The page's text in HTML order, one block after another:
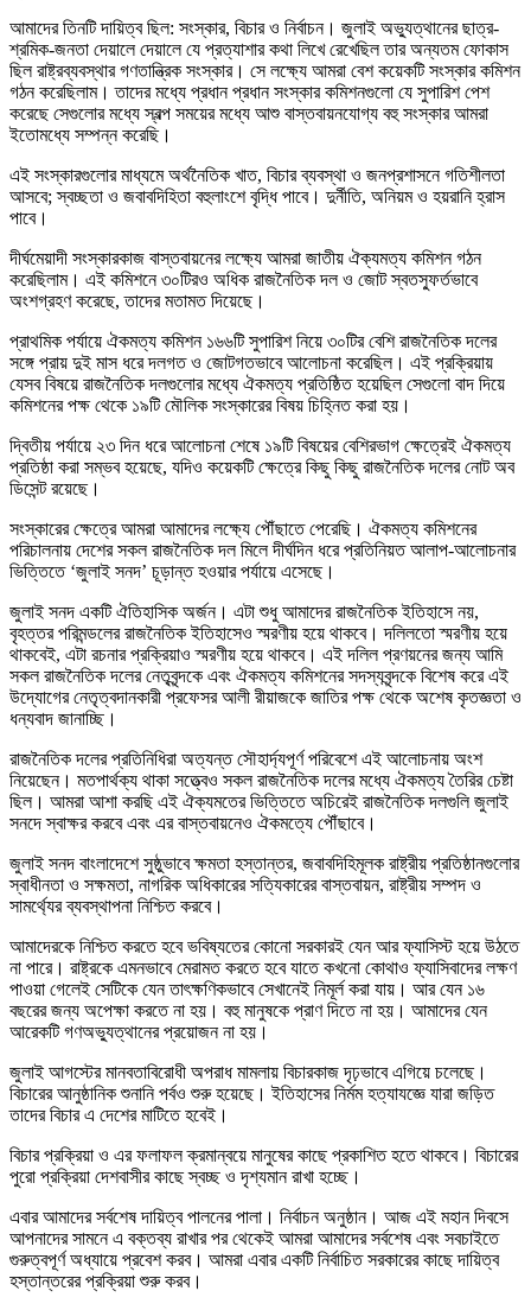
আমাদের তিনটি দায়িত্ব ছিল: সংস্কার, বিচার ও নির্বাচন। জুলাই অভ্যুত্থানের ছাত্র-
শ্রমিক-জনতা দেয়ালে দেয়ালে যে প্রত্যাশার কথা লিখে রেখেছিল তার অন্যতম ফোকাস
ছিল রাষ্ট্রব্যবস্থার গণতান্ত্রিক সংস্কার। সে লক্ষ্যে আমরা বেশ কয়েকটি সংস্কার কমিশন
গঠন করেছিলাম। তাদের মধ্যে প্রধান প্রধান সংস্কার কমিশনগুলো যে সুপারিশ পেশ
করেছে সেগুলোর মধ্যে স্বল্প সময়ের মধ্যে আশু বাস্তবায়নযোগ্য বহু সংস্কার আমরা
ইতোমধ্যে সম্পন্ন করেছি।
এই সংস্কারগুলোর মাধ্যমে অর্থনৈতিক খাত, বিচার ব্যবস্থা ও জনপ্রশাসনে গতিশীলতা
আসবে; স্বচ্ছতা ও জবাবদিহিতা বহুলাংশে বৃদ্ধি পাবে। দুর্নীতি, অনিয়ম ও হয়রানি হ্রাস
পাবে।
দীর্ঘমেয়াদী সংস্কারকাজ বাস্তবায়নের লক্ষ্যে আমরা জাতীয় ঐক্যমত্য কমিশন গঠন
করেছিলাম। এই কমিশনে ৩০টিরও অধিক রাজনৈতিক দল ও জোট স্বতস্ফুর্তভাবে
অংশগ্রহণ করেছে, তাদের মতামত দিয়েছে।
প্রাথমিক পর্যায়ে ঐকমত্য কমিশন ১৬৬টি সুপারিশ নিয়ে ৩০টির বেশি রাজনৈতিক দলের
সঙ্গে প্রায় দুই মাস ধরে দলগত ও জোটগতভাবে আলোচনা করেছিল। এই প্রক্রিয়ায়
যেসব বিষয়ে রাজনৈতিক দলগুলোর মধ্যে ঐকমত্য প্রতিষ্ঠিত হয়েছিল সেগুলো বাদ দিয়ে
কমিশনের পক্ষ থেকে ১৯টি মৌলিক সংস্কারের বিষয় চিহ্নিত করা হয়।
দ্বিতীয় পর্যায়ে ২৩ দিন ধরে আলোচনা শেষে ১৯টি বিষয়ের বেশিরভাগ ক্ষেত্রেই ঐকমত্য
প্রতিষ্ঠা করা সম্ভব হয়েছে, যদিও কয়েকটি ক্ষেত্রে কিছু কিছু রাজনৈতিক দলের নোট অব
ডিসেন্ট রয়েছে।
সংস্কারের ক্ষেত্রে আমরা আমাদের লক্ষ্যে পৌঁছাতে পেরেছি। ঐকমত্য কমিশনের
পরিচালনায় দেশের সকল রাজনৈতিক দল মিলে দীর্ঘদিন ধরে প্রতিনিয়ত আলাপ-আলোচনার
ভিত্তিতে ‘জুলাই সনদ’ চূড়ান্ত হওয়ার পর্যায়ে এসেছে।
জুলাই সনদ একটি ঐতিহাসিক অর্জন। এটা শুধু আমাদের রাজনৈতিক ইতিহাসে নয়,
বৃহত্তর পরিমন্ডলের রাজনৈতিক ইতিহাসেও স্মরণীয় হয়ে থাকবে। দলিলতো স্মরণীয় হয়ে
থাকবেই, এটা রচনার প্রক্রিয়াও স্মরণীয় হয়ে থাকবে। এই দলিল প্রণয়নের জন্য আমি
সকল রাজনৈতিক দলের নেতৃবৃন্দকে এবং ঐকমত্য কমিশনের সদস্যবৃন্দকে বিশেষ করে এই
উদ্যোগের নেতৃত্বদানকারী প্রফেসর আলী রীয়াজকে জাতির পক্ষ থেকে অশেষ কৃতজ্ঞতা ও
ধন্যবাদ জানাচ্ছি।
রাজনৈতিক দলের প্রতিনিধিরা অত্যন্ত সৌহার্দ্যপূর্ণ পরিবেশে এই আলোচনায় অংশ
নিয়েছেন। মতপার্থক্য থাকা সত্ত্বেও সকল রাজনৈতিক দলের মধ্যে ঐকমত্য তৈরির চেষ্টা
ছিল। আমরা আশা করছি এই ঐক্যমতের ভিত্তিতে অচিরেই রাজনৈতিক দলগুলি জুলাই
সনদে স্বাক্ষর করবে এবং এর বাস্তবায়নেও ঐকমত্যে পৌঁছাবে।
জুলাই সনদ বাংলাদেশে সুষ্ঠুভাবে ক্ষমতা হস্তান্তর, জবাবদিহিমূলক রাষ্ট্রীয় প্রতিষ্ঠানগুলোর
স্বাধীনতা ও সক্ষমতা, নাগরিক অধিকারের সত্যিকারের বাস্তবায়ন, রাষ্ট্রীয় সম্পদ ও
সামর্থ্যের ব্যবস্থাপনা নিশ্চিত করবে।
আমাদেরকে নিশ্চিত করতে হবে ভবিষ্যতের কোনো সরকারই যেন আর ফ্যাসিস্ট হয়ে উঠতে
না পারে। রাষ্ট্রকে এমনভাবে মেরামত করতে হবে যাতে কখনো কোথাও ফ্যাসিবাদের লক্ষণ
পাওয়া গেলেই সেটিকে যেন তাৎক্ষণিকভাবে সেখানেই নিমূর্ল করা যায়। আর যেন ১৬
বছরের জন্য অপেক্ষা করতে না হয়। বহু মানুষকে প্রাণ দিতে না হয়। আমাদের যেন
আরেকটি গণঅভ্যুত্থানের প্রয়োজন না হয়।
জুলাই আগস্টের মানবতাবিরোধী অপরাধ মামলায় বিচারকাজ দৃঢ়ভাবে এগিয়ে চলেছে।
বিচারের আনুষ্ঠানিক শুনানি পর্বও শুরু হয়েছে। ইতিহাসের নির্মম হত্যাযজ্ঞে যারা জড়িত
তাদের বিচার এ দেশের মাটিতে হবেই।
বিচার প্রক্রিয়া ও এর ফলাফল ক্রমান্বয়ে মানুষের কাছে প্রকাশিত হতে থাকবে। বিচারের
পুরো প্রক্রিয়া দেশবাসীর কাছে স্বচ্ছ ও দৃশ্যমান রাখা হচ্ছে।
এবার আমাদের সর্বশেষ দায়িত্ব পালনের পালা। নির্বাচন অনুষ্ঠান। আজ এই মহান দিবসে
আপনাদের সামনে এ বক্তব্য রাখার পর থেকেই আমরা আমাদের সর্বশেষ এবং সবচাইতে
গুরুত্বপূর্ণ অধ্যায়ে প্রবেশ করব। আমরা এবার একটি নির্বাচিত সরকারের কাছে দায়িত্ব
হস্তান্তরের প্রক্রিয়া শুরু করব।